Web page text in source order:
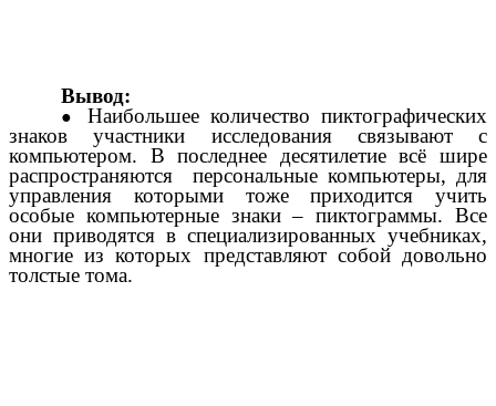
Вывод:
Наибольшее количество пиктографических
знаков участники исследования связывают с
компьютером. В последнее десятилетие всё шире
распространяются персональные компьютеры, для
управления которыми тоже приходится учить
особые компьютерные знаки – пиктограммы. Все
они приводятся в специализированных учебниках,
многие из которых представляют собой довольно
толстые тома.